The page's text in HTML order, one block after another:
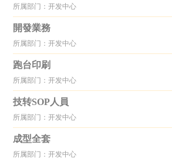
所属部门：开发中心
開發業務
所属部门：开发中心
跑台印刷
所属部门：开发中心
技转SOP人員
所属部门：开发中心
成型全套
所属部门：开发中心